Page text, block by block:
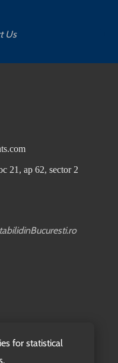
for statistical
Us
21, ap 62, sector 2